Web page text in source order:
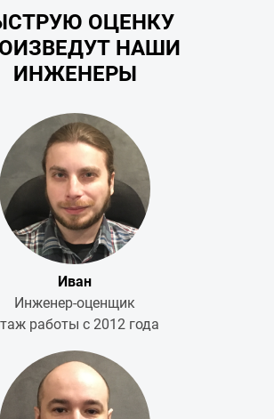
ОЦЕНКУ
НАШИ
ИНЖЕНЕРЫ
Иван
Инженер-оценщик
работы с 2012 года